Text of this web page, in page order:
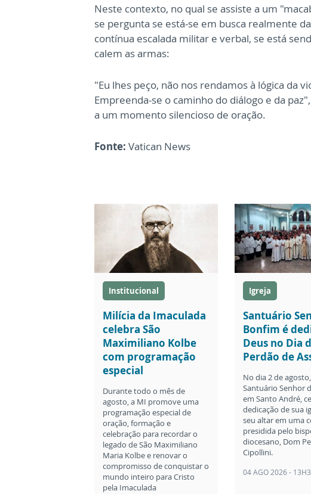
Neste contexto, no qual se assiste a um
se pergunta se está-se em busca realmente
contínua escalada militar e verbal, se está
calem as armas:
"Eu lhes peço, não nos rendamos à lógica da
Empreenda-se o caminho do diálogo e da
a um momento silencioso de oração.
Fonte: Vatican News
Institucional
Milícia da Imaculada
celebra São
Maximiliano Kolbe
com programação
especial
Durante todo o mês de
agosto, a MI promove uma
programação especial de
oração, formação e
celebração para recordar o
legado de São Maximiliano
Maria Kolbe e renovar o
compromisso de conquistar o
mundo inteiro para Cristo
pela Imaculada
Igreja
Santuário
Bonfim é
Deus no Dia
Perdão de
No dia 2 de
Santuário Senhor
em Santo André,
dedicação de sua
seu altar em uma
presidida pelo
diocesano, Dom
Cipollini.
04 AGO 2026 -